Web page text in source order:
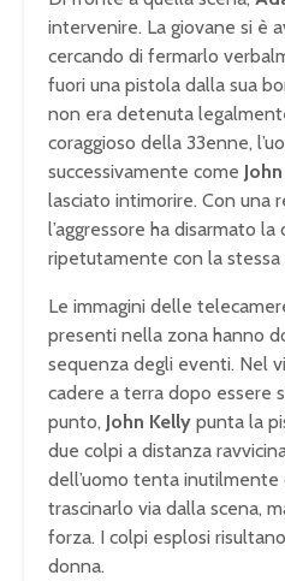
intervenire. La giovane si è
cercando di fermarlo
fuori una pistola dalla sua
non era detenuta
coraggioso della 33enne,
successivamente come
lasciato intimorire. Con una
l’aggressore ha disarmato la
ripetutamente con la stessa
Le immagini delle
presenti nella zona hanno
sequenza degli eventi. Nel
cadere a terra dopo essere
punto, John Kelly punta la
due colpi a distanza
dell’uomo tenta inutilmente
trascinarlo via dalla scena,
forza. I colpi esplosi
donna.